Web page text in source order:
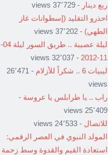
ربع دينار - 37٬729 views
احذرو التقليد (إسطوانات غاز
الطهي) - 37٬202 views
ليلة عصيبة .. طريق السور ليلة 04-
11-2012
- 32٬037 views
ليبيات 6 .. شكراً للأزلام
- 26٬471
views
راب .. يا طرابلس يا عروسة -
25٬409 views
للاتصال - 24٬533 views
المولد النبوي في العصر الرقمي:
استعادة القيم والقدوة وسط زحمة